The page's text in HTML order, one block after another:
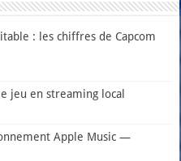
: les chiffres de Capcom
jeu en streaming local
Apple Music —